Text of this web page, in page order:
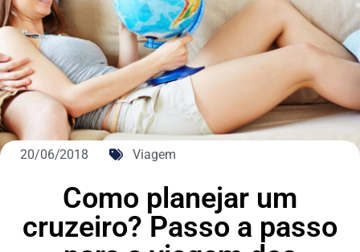
20/06/2018 Viagem
Como planejar um
cruzeiro? Passo a passo